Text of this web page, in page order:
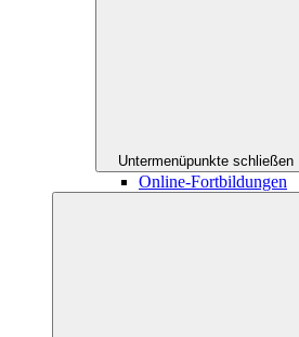
Untermenüpunkte schließen
Online-Fortbildungen